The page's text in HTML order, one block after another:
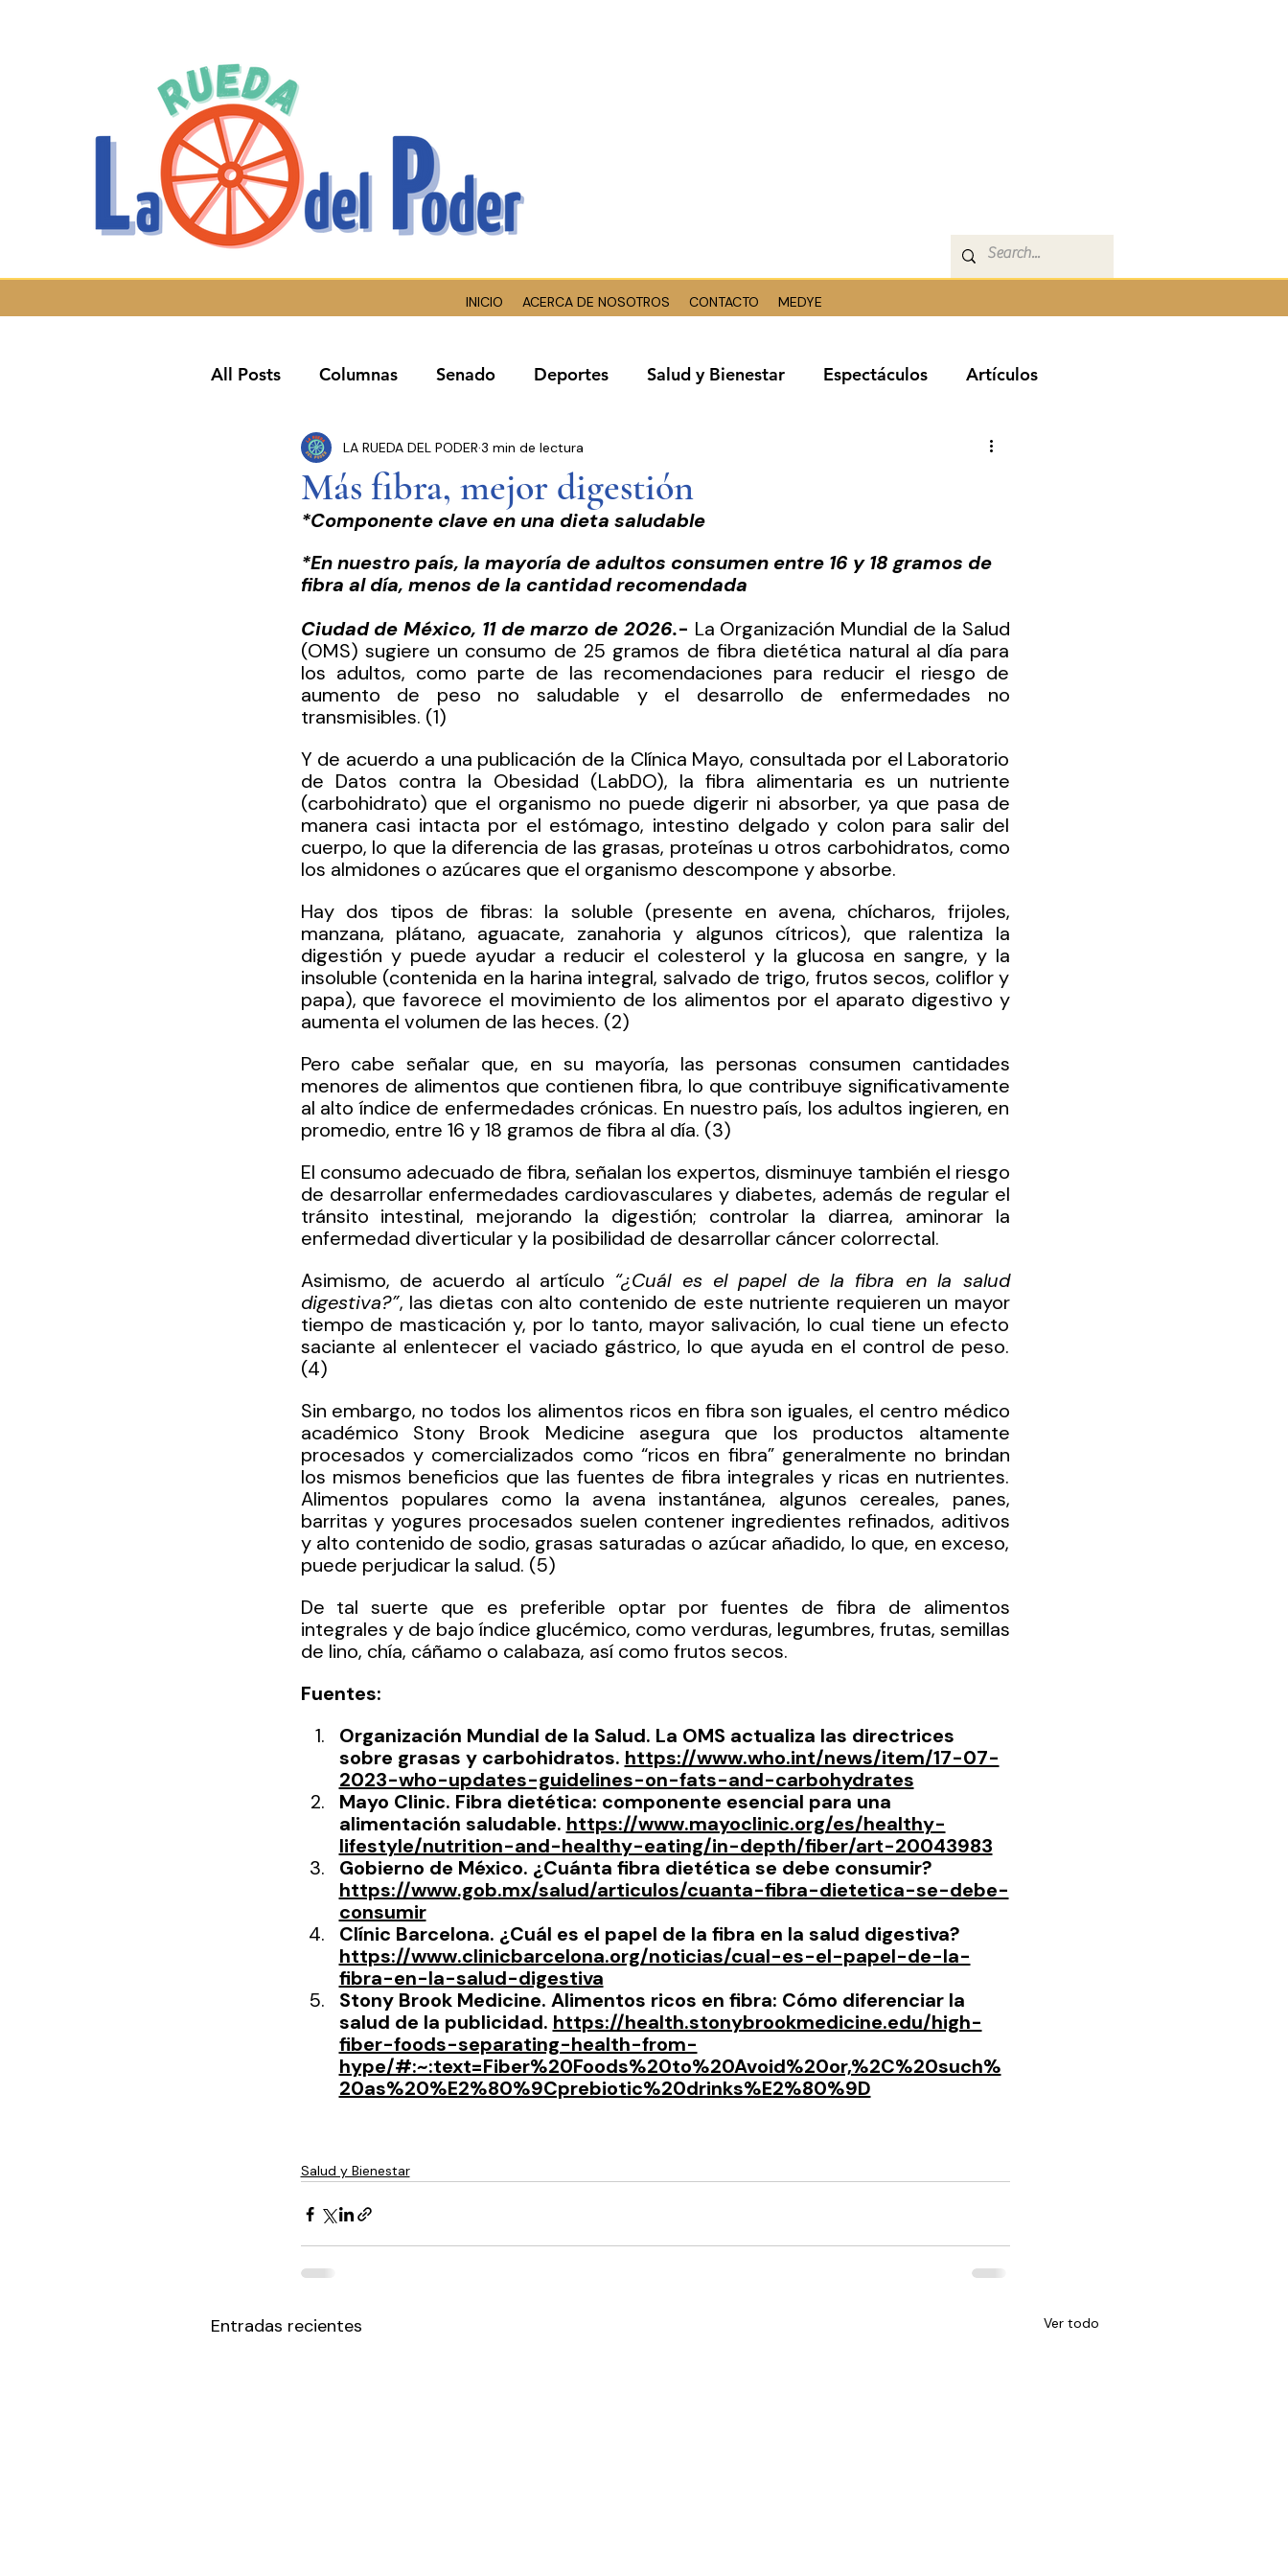
INICIO ACERCA DE NOSOTROS CONTACTO MEDYE
All Posts Columnas Senado Deportes Salud y Bienestar Espectáculos Artículos
Congreso Cdmx Presidencia Entrevistas
Seguridad Pública Ciudad de México El Mundo
Más fibra, mejor digestión
LA RUEDA DEL PODER 3 min de lectura
*Componente clave en una dieta saludable
*En nuestro país, la mayoría de adultos consumen entre 16 y 18 gramos de
fibra al día, menos de la cantidad recomendada
Ciudad de México, 11 de marzo de 2026.- La Organización Mundial de la Salud
(OMS) sugiere un consumo de 25 gramos de fibra dietética natural al día para
los adultos, como parte de las recomendaciones para reducir el riesgo de
aumento de peso no saludable y el desarrollo de enfermedades no
transmisibles. (1)
Y de acuerdo a una publicación de la Clínica Mayo, consultada por el Laboratorio
de Datos contra la Obesidad (LabDO), la fibra alimentaria es un nutriente
(carbohidrato) que el organismo no puede digerir ni absorber, ya que pasa de
manera casi intacta por el estómago, intestino delgado y colon para salir del
cuerpo, lo que la diferencia de las grasas, proteínas u otros carbohidratos, como
los almidones o azúcares que el organismo descompone y absorbe.
Hay dos tipos de fibras: la soluble (presente en avena, chícharos, frijoles,
manzana, plátano, aguacate, zanahoria y algunos cítricos), que ralentiza la
digestión y puede ayudar a reducir el colesterol y la glucosa en sangre, y la
insoluble (contenida en la harina integral, salvado de trigo, frutos secos, coliflor y
papa), que favorece el movimiento de los alimentos por el aparato digestivo y
aumenta el volumen de las heces. (2)
Pero cabe señalar que, en su mayoría, las personas consumen cantidades
menores de alimentos que contienen fibra, lo que contribuye significativamente
al alto índice de enfermedades crónicas. En nuestro país, los adultos ingieren, en
promedio, entre 16 y 18 gramos de fibra al día. (3)
El consumo adecuado de fibra, señalan los expertos, disminuye también el riesgo
de desarrollar enfermedades cardiovasculares y diabetes, además de regular el
tránsito intestinal, mejorando la digestión; controlar la diarrea, aminorar la
enfermedad diverticular y la posibilidad de desarrollar cáncer colorrectal.
Asimismo, de acuerdo al artículo “¿Cuál es el papel de la fibra en la salud
digestiva?”, las dietas con alto contenido de este nutriente requieren un mayor
tiempo de masticación y, por lo tanto, mayor salivación, lo cual tiene un efecto
saciante al enlentecer el vaciado gástrico, lo que ayuda en el control de peso.
(4)
Sin embargo, no todos los alimentos ricos en fibra son iguales, el centro médico
académico Stony Brook Medicine asegura que los productos altamente
procesados y comercializados como “ricos en fibra” generalmente no brindan
los mismos beneficios que las fuentes de fibra integrales y ricas en nutrientes.
Alimentos populares como la avena instantánea, algunos cereales, panes,
barritas y yogures procesados suelen contener ingredientes refinados, aditivos
y alto contenido de sodio, grasas saturadas o azúcar añadido, lo que, en exceso,
puede perjudicar la salud. (5)
De tal suerte que es preferible optar por fuentes de fibra de alimentos
integrales y de bajo índice glucémico, como verduras, legumbres, frutas, semillas
de lino, chía, cáñamo o calabaza, así como frutos secos.
Fuentes:
Organización Mundial de la Salud. La OMS actualiza las directrices
sobre grasas y carbohidratos. https://www.who.int/news/item/17-07-
2023-who-updates-guidelines-on-fats-and-carbohydrates
Mayo Clinic. Fibra dietética: componente esencial para una
alimentación saludable. https://www.mayoclinic.org/es/healthy-
lifestyle/nutrition-and-healthy-eating/in-depth/fiber/art-20043983
Gobierno de México. ¿Cuánta fibra dietética se debe consumir?
https://www.gob.mx/salud/articulos/cuanta-fibra-dietetica-se-debe-
consumir
Clínic Barcelona. ¿Cuál es el papel de la fibra en la salud digestiva?
https://www.clinicbarcelona.org/noticias/cual-es-el-papel-de-la-
fibra-en-la-salud-digestiva
Stony Brook Medicine. Alimentos ricos en fibra: Cómo diferenciar la
salud de la publicidad. https://health.stonybrookmedicine.edu/high-
fiber-foods-separating-health-from-
hype/#:~:text=Fiber%20Foods%20to%20Avoid%20or,%2C%20such%
20as%20%E2%80%9Cprebiotic%20drinks%E2%80%9D
Salud y Bienestar
Entradas recientes Ver todo